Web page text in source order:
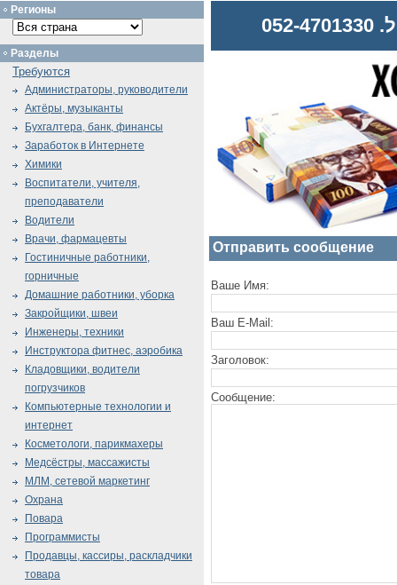
Отправить сообщение
Ваше Имя:
Ваш E-Mail:
Заголовок:
Сообщение:
Регионы
Разделы
Требуются
Администраторы, руководители
Актёры, музыканты
Бухгалтера, банк, финансы
Заработок в Интернете
Химики
Воспитатели, учителя,
преподаватели
Водители
Врачи, фармацевты
Гостиничные работники,
горничные
Домашние работники, уборка
Закройщики, швеи
Инженеры, техники
Инструктора фитнес, аэробика
Кладовщики, водители
погрузчиков
Компьютерные технологии и
интернет
Косметологи, парикмахеры
Медсёстры, массажисты
МЛМ, сетевой маркетинг
Охрана
Повара
Программисты
Продавцы, кассиры, раскладчики
товара